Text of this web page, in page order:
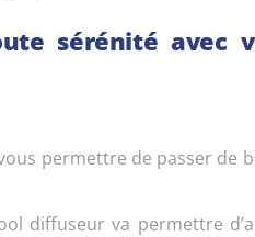
sérénité avec
permettre de passer de
diffuseur va permettre